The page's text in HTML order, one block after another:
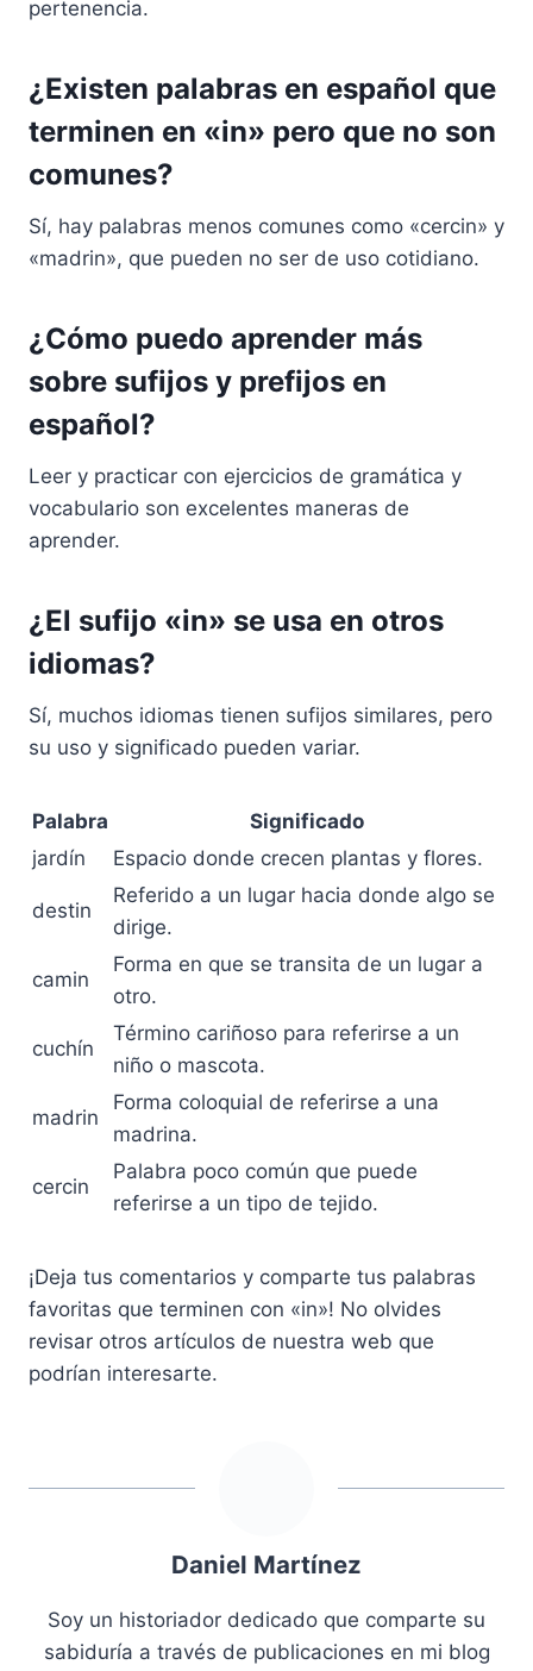
pertenencia.
¿Existen palabras en español que
terminen en «in» pero que no son
comunes?
Sí, hay palabras menos comunes como «cercin» y
«madrin», que pueden no ser de uso cotidiano.
¿Cómo puedo aprender más
sobre sufijos y prefijos en
español?
Leer y practicar con ejercicios de gramática y
vocabulario son excelentes maneras de
aprender.
¿El sufijo «in» se usa en otros
idiomas?
Sí, muchos idiomas tienen sufijos similares, pero
su uso y significado pueden variar.
Palabra
Significado
jardín
Espacio donde crecen plantas y flores.
destin
Referido a un lugar hacia donde algo se
dirige.
camin
Forma en que se transita de un lugar a
otro.
cuchín
Término cariñoso para referirse a un
niño o mascota.
madrin
Forma coloquial de referirse a una
madrina.
cercin
Palabra poco común que puede
referirse a un tipo de tejido.
¡Deja tus comentarios y comparte tus palabras
favoritas que terminen con «in»! No olvides
revisar otros artículos de nuestra web que
podrían interesarte.
Daniel Martínez
Soy un historiador dedicado que comparte su
sabiduría a través de publicaciones en mi blog